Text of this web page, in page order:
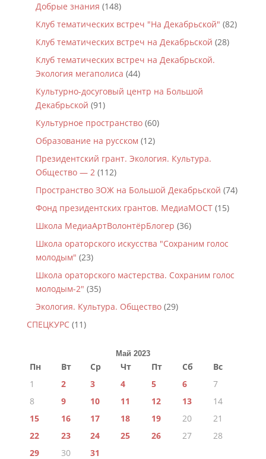
Добрые знания (148)
Клуб тематических встреч "На Декабрьской" (82)
Клуб тематических встреч на Декабрьской (28)
Клуб тематических встреч на Декабрьской.
Экология мегаполиса (44)
Культурно-досуговый центр на Большой
Декабрьской (91)
Культурное пространство(60)
Образование на русском (12)
Президентский грант. Экология. Культура.
Общество — 2(112)
Пространство ЗОЖ на Большой Декабрьской (74)
Фонд президентских грантов. МедиаМОСТ(15)
Школа МедиаАртВолонтёрБлогер (36)
Школа ораторского искусства "Сохраним голос
молодым" (23)
Школа ораторского мастерства. Сохраним голос
молодым-2" (35)
Экология. Культура. Общество(29)
СПЕЦКУРС(11)
Май 2023
Пн Вт Ср Чт Пт Сб
Вс
1
2 3 4 5 6
7
8
9 10 11 12 13
14
15
16 17 18 19 20
21
22
23 24 25 26 27
28
29
30
31